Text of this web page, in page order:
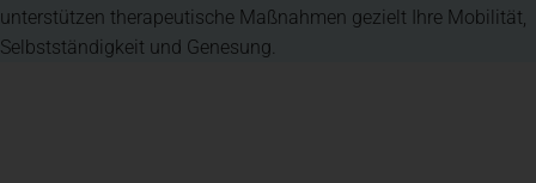
Kontakt
unterstützen therapeutische Maßnahmen gezielt Ihre Mobilität,
Selbstständigkeit und Genesung.